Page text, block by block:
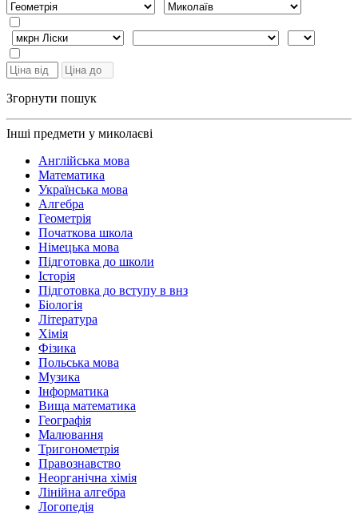
Згорнути пошук
Інші предмети у миколаєві
Англійська мова
Математика
Українська мова
Алгебра
Геометрія
Початкова школа
Німецька мова
Підготовка до школи
Історія
Підготовка до вступу в внз
Біологія
Література
Хімія
Фізика
Польська мова
Музика
Інформатика
Вища математика
Географія
Малювання
Тригонометрія
Правознавство
Неорганічна хімія
Лінійна алгебра
Логопедія